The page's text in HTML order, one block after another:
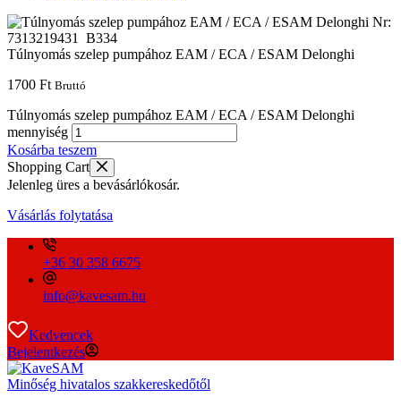
Túlnyomás szelep pumpához EAM / ECA / ESAM Delonghi
1700 Ft Bruttó
Túlnyomás szelep pumpához EAM / ECA / ESAM Delonghi
mennyiség
Kosárba teszem
Shopping Cart
Jelenleg üres a bevásárlókosár.
Vásárlás folytatása
+36 30 358 6675
info@kavesam.hu
Kedvencek
Bejelentkezés
Minőség hivatalos szakkereskedőtől